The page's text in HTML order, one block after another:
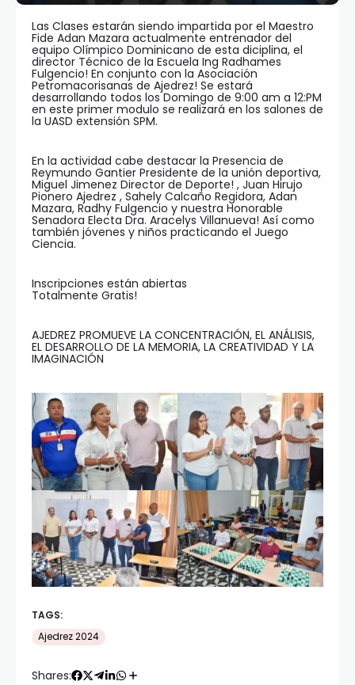
Las Clases estarán siendo impartida por el Maestro
Fide Adan Mazara actualmente entrenador del
equipo Olímpico Dominicano de esta diciplina, el
director Técnico de la Escuela Ing Radhames
Fulgencio! En conjunto con la Asociación
Petromacorisanas de Ajedrez! Se estará
desarrollando todos los Domingo de 9:00 am a 12:PM
en este primer modulo se realizará en los salones de
la UASD extensión SPM.
En la actividad cabe destacar la Presencia de
Reymundo Gantier Presidente de la unión deportiva,
Miguel Jimenez Director de Deporte! , Juan Hirujo
Pionero Ajedrez , Sahely Calcaño Regidora, Adan
Mazara, Radhy Fulgencio y nuestra Honorable
Senadora Electa Dra. Aracelys Villanueva! Así como
también jóvenes y niños practicando el Juego
Ciencia.
Inscripciones están abiertas
Totalmente Gratis!
AJEDREZ PROMUEVE LA CONCENTRACIÓN, EL ANÁLISIS,
EL DESARROLLO DE LA MEMORIA, LA CREATIVIDAD Y LA
IMAGINACIÓN
TAGS:
Ajedrez 2024
Shares: